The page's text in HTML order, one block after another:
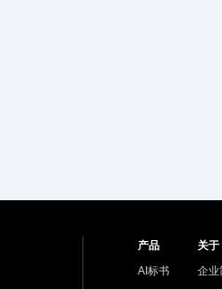
产品
AI标书
关于
企业